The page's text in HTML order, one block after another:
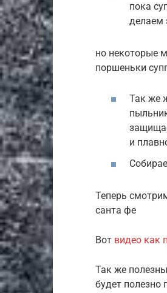
пока
делаем
но некоторые
поршеньки
Так же
и
Теперь
санта фе
Вот видео как
Так же
будет полезно